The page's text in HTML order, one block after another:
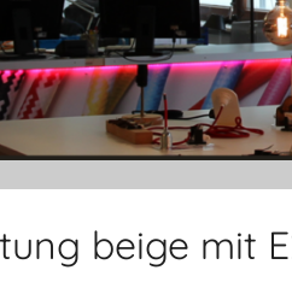
beige mit